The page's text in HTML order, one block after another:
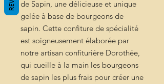
de Sapin, une délicieuse et unique
gelée à base de bourgeons de
sapin. Cette confiture de spécialité
est soigneusement élaborée par
notre artisan confiturière Dorothée,
qui cueille à la main les bourgeons
de sapin les plus frais pour créer une